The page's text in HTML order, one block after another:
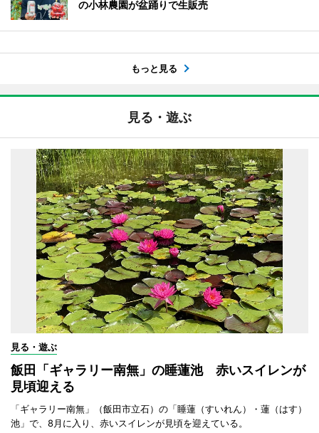
の小林農園が盆踊りで生販売
もっと見る
見る・遊ぶ
見る・遊ぶ
飯田「ギャラリー南無」の睡蓮池 赤いスイレンが
見頃迎える
「ギャラリー南無」（飯田市立石）の「睡蓮（すいれん）・蓮（はす）
池」で、8月に入り、赤いスイレンが見頃を迎えている。